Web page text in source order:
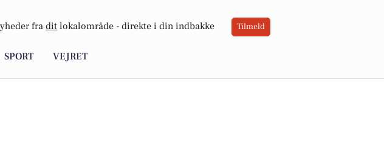
fra dit lokalområde - direkte i din indbakke Tilmeld
SPORT VEJRET